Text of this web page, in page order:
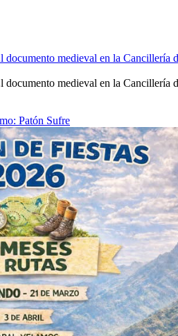
documento medieval en la Cancillería
documento medieval en la Cancillería
Patón Sufre